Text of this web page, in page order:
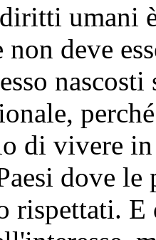
umani
deve
di vivere in
dove
E